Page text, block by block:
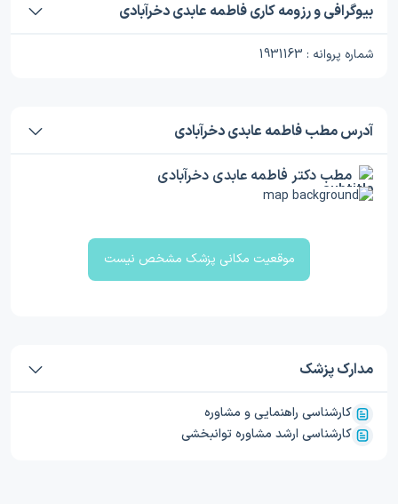
بیوگرافی و رزومه کاری فاطمه عابدی دخرآبادی
شماره پروانه : 1931163
آدرس مطب فاطمه عابدی دخرآبادی
مطب دکتر فاطمه عابدی دخرآبادی
موقعیت مکانی پزشک مشخص نیست
مدارک پزشک
کارشناسی راهنمایی و مشاوره
کارشناسی ارشد مشاوره توانبخشی